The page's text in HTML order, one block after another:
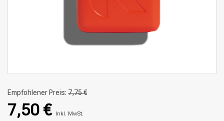
Empfohlener Preis: 7,75 €
7,50 € Inkl. MwSt.